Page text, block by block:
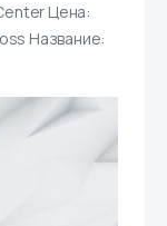
Цена:
Название: